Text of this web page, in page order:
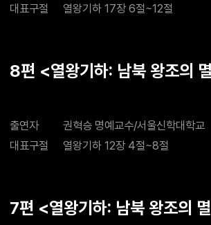
대표구절
열왕기하 17장 6절~12절
8편 <열왕기하: 남북 왕조의
출연자
권혁승 명예교수/서울신학대학교
대표구절
열왕기하 12장 4절~8절
7편 <열왕기하: 남북 왕조의